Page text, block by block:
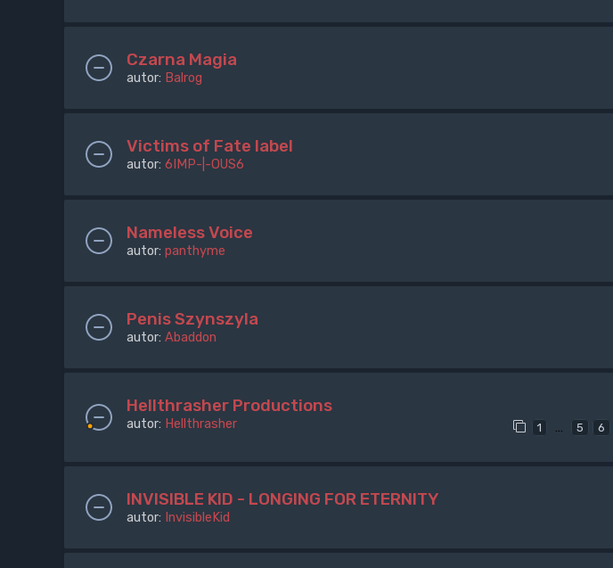
Czarna Magia
autor: Balrog
Victims of Fate label
autor: 6IMP-|-OUS6
Nameless Voice
autor: panthyme
Penis Szynszyla
autor: Abaddon
Hellthrasher Productions
autor: Hellthrasher 1 … 5 6
INVISIBLE KID - LONGING FOR ETERNITY
autor: InvisibleKid